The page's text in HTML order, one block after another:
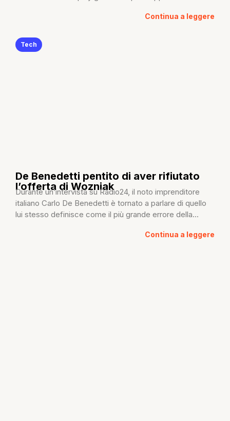
Continua a leggere
Tech
De Benedetti pentito di aver rifiutato
l’offerta di Wozniak
Durante un’intervista su Radio24, il noto imprenditore
italiano Carlo De Benedetti è tornato a parlare di quello
lui stesso definisce come il più grande errore della...
Continua a leggere